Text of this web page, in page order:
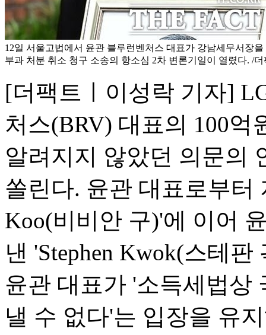
12일 서울고법에서 윤관 블루런벤처스 대표가 강남세무서장
부과 처분 취소 청구 소송의 항소심 2차 변론기일이 열렸다. /
[더팩트ㅣ이성락 기자]
처스(BRV) 대표의 100
알려지지 않았던 의문의
쏠린다. 윤관 대표로부터
Koo(비비안 구)'에 이어
낸 'Stephen Kwok(스테
윤관 대표가 '소득세법상
낼 수 없다'는 입장을 유